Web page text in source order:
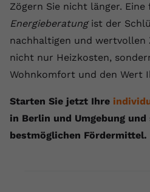
Zögern Sie nicht länger.
Energieberatungist der
nachhaltigen und wertvollen
nicht nur Heizkosten,
Wohnkomfort und den Wert
Starten Sie jetzt Ihre
in Berlin und Umgebung
bestmöglichen Fördermittel.